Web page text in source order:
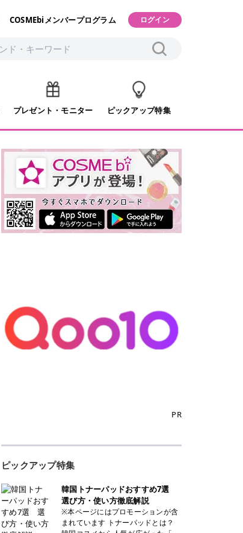
COSMEbiメンバープログラム ログイン
プレゼント・モニター ピックアップ特集
PR
ピックアップ特集
韓国トナーパッドおすすめ7選
選び方・使い方徹底解説
※本ページにはプロモーションが含
まれています トナーパッドとは？